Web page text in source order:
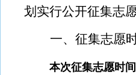
划实行公开征集志
一、征集志愿
本次征集志愿时